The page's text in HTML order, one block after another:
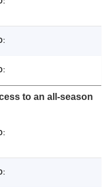
to an all-season